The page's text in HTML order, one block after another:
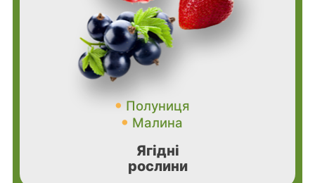
Полуниця
Малина
Ягідні
рослини